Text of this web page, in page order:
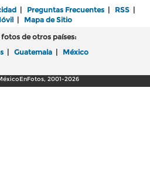
| Preguntas Frecuentes | RSS |
| Mapa de Sitio
fotos de otros países:
| Guatemala | México
2001-2026